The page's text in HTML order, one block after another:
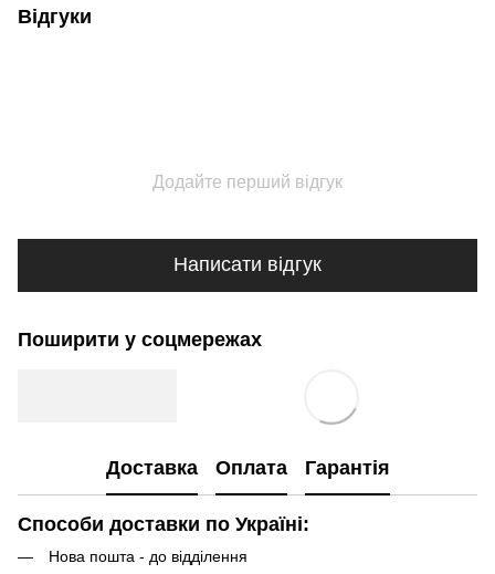
Відгуки
Додайте перший відгук
Написати відгук
Поширити у соцмережах
Доставка Оплата Гарантія
Способи доставки по Україні:
Нова пошта - до відділення